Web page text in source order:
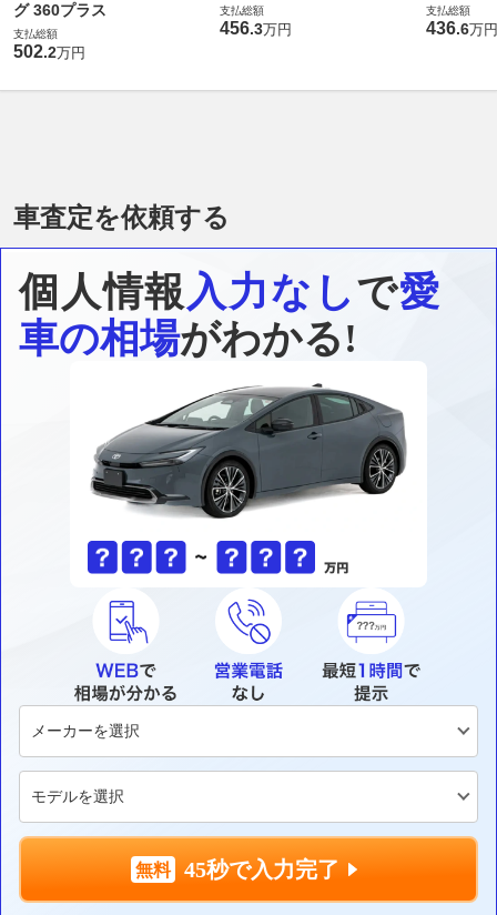
グ 360プラス
支払総額
502.2万円
支払総額
456.3万円
支払総額
436.6万円
車査定を依頼する
個人情報入力なしで愛
車の相場がわかる!
45秒で入力完了